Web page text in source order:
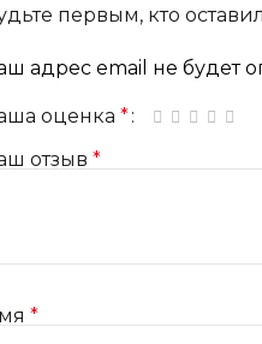
первым, кто
адрес email не будет
оценка * 1 из 5
2 из 5
3 из 5
4
отзыв *
*